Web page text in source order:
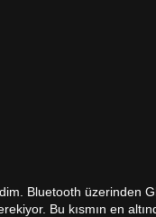
Bluetooth üzerinden
Bu kısmın en